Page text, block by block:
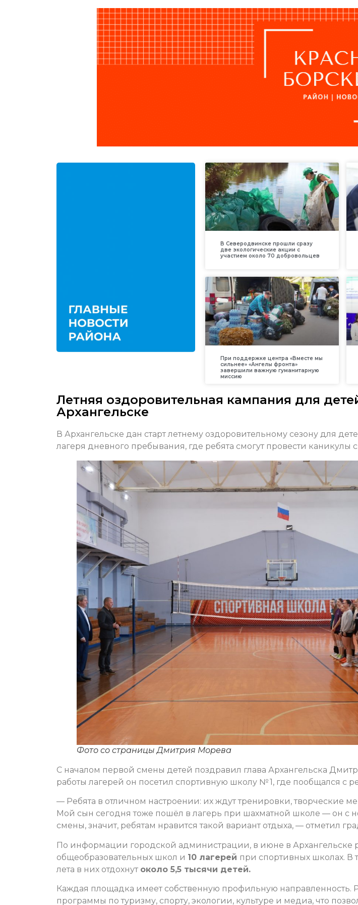
В Северодвинске прошли сразу
две экологические акции с
участием около 70 добровольцев
При поддержке центра «Вместе мы
сильнее» «Ангелы фронта»
завершили важную гуманитарную
миссию
Летняя оздоровительная кампания для
Архангельске
В Архангельске дан старт летнему оздоровительному сезону для
лагеря дневного пребывания, где ребята смогут провести каникулы
Фото со страницы Дмитрия Морева
С началом первой смены детей поздравил глава Архангельска
работы лагерей он посетил спортивную школу № 1, где пообщался с
— Ребята в отличном настроении: их ждут тренировки, творческие
Мой сын сегодня тоже пошёл в лагерь при шахматной школе — он с
смены, значит, ребятам нравится такой вариант отдыха, — отметил
По информации городской администрации, в июне в Архангельске
общеобразовательных школ и 10 лагерей при спортивных школах. В
лета в них отдохнут около 5,5 тысячи детей.
Каждая площадка имеет собственную профильную направленность.
программы по туризму, спорту, экологии, культуре и медиа, что